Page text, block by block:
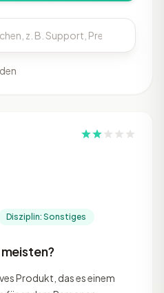
Disziplin: Sonstiges
Produkt, das es einem